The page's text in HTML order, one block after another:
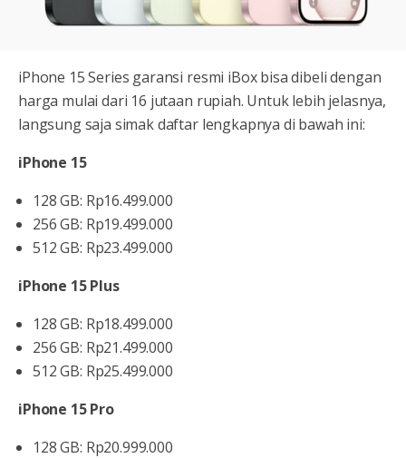
iPhone 15 Series garansi resmi iBox bisa dibeli dengan
harga mulai dari 16 jutaan rupiah. Untuk lebih jelasnya,
langsung saja simak daftar lengkapnya di bawah ini:
iPhone 15
128 GB: Rp16.499.000
256 GB: Rp19.499.000
512 GB: Rp23.499.000
iPhone 15 Plus
128 GB: Rp18.499.000
256 GB: Rp21.499.000
512 GB: Rp25.499.000
iPhone 15 Pro
128 GB: Rp20.999.000